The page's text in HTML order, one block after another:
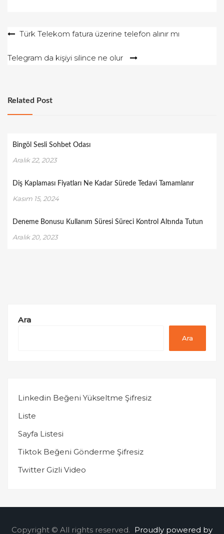
YazıTürk Telekom fatura üzerine telefon alınır mı
Telegram da kişiyi silince ne olur
Related Post
Bingöl Sesli Sohbet Odası
Aralık 22, 2023
Diş Kaplaması Fiyatları Ne Kadar Sürede Tedavi Tamamlanır
Kasım 15, 2024
Deneme Bonusu Kullanım Süresi Süreci Kontrol Altında Tutun
Aralık 20, 2023
Ara
Ara
Linkedin Beğeni Yükseltme Şifresiz
Liste
Sayfa Listesi
Tiktok Beğeni Gönderme Şifresiz
Twitter Gizli Video
Copyright © All rights reserved. Proudly powered by